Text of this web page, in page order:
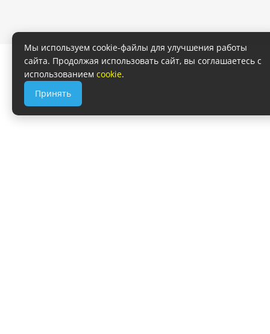
Мы используем cookie-файлы для улучшения работы
сайта. Продолжая использовать сайт, вы соглашаетесь с
использованием cookie.
Принять